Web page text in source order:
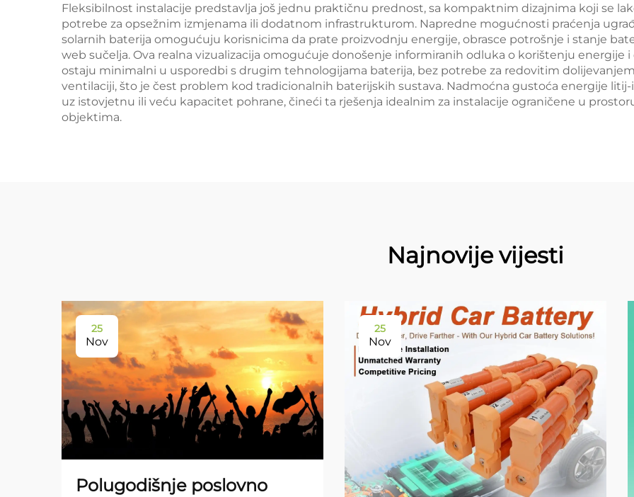
Fleksibilnost instalacije predstavlja još jednu praktičnu prednost, sa kompaktnim dizajnima koji se
potrebe za opsežnim izmjenama ili dodatnom infrastrukturom. Napredne mogućnosti praćenja
solarnih baterija omogućuju korisnicima da prate proizvodnju energije, obrasce potrošnje i stanje
web sučelja. Ova realna vizualizacija omogućuje donošenje informiranih odluka o korištenju energije
ostaju minimalni u usporedbi s drugim tehnologijama baterija, bez potrebe za redovitim
ventilaciji, što je čest problem kod tradicionalnih baterijskih sustava. Nadmoćna gustoća energije
uz istovjetnu ili veću kapacitet pohrane, čineći ta rješenja idealnim za instalacije ograničene u
objektima.
Najnovije vijesti
25
Nov
Polugodišnje poslovno
25
Nov